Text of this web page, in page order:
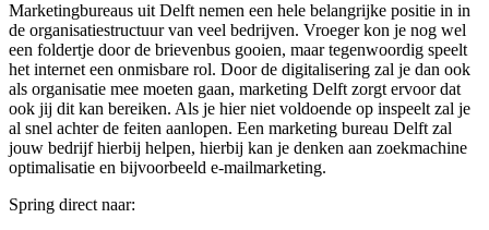
Marketingbureaus uit Delft nemen een hele belangrijke positie in in
de organisatiestructuur van veel bedrijven. Vroeger kon je nog wel
een foldertje door de brievenbus gooien, maar tegenwoordig speelt
het internet een onmisbare rol. Door de digitalisering zal je dan ook
als organisatie mee moeten gaan, marketing Delft zorgt ervoor dat
ook jij dit kan bereiken. Als je hier niet voldoende op inspeelt zal je
al snel achter de feiten aanlopen. Een marketing bureau Delft zal
jouw bedrijf hierbij helpen, hierbij kan je denken aan zoekmachine
optimalisatie en bijvoorbeeld e-mailmarketing.
Spring direct naar: